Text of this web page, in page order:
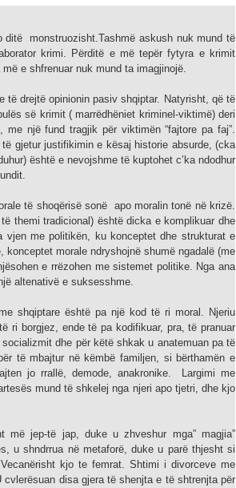
SI MËSUES I
POR EDHE SI NJË
I TIJ”
ditë monstruozisht.Tashmë askush nuk mund të
krimi. Përditë e më tepër fytyra e krimit
e shfrenuar nuk mund ta imagjinojë.
të drejtë opinionin pasiv shqiptar. Natyrisht, që të
së krimit ( marrëdhëniet kriminel-viktimë) deri
me një fund tragjik për viktimën “fajtore pa faj”.
gjetur justifikimin e kësaj historie absurde, (cka
është e nevojshme të kuptohet c’ka ndodhur
të shoqërisë sonë apo moralin tonë në krizë.
themi tradicional) është dicka e komplikuar dhe
me politikën, ku konceptet dhe strukturat e
morale ndryshojnë shumë ngadalë (me
e rrëzohen me sistemet politike. Nga ana
altenativë e suksesshme.
shqiptare është pa një kod të ri moral. Njeriu
ri borgjez, ende të pa kodifikuar, pra, të pranuar
dhe për këtë shkak u anatemuan pa të
të mbajtur në këmbë familjen, si bërthamën e
jo rrallë, demode, anakronike. Largimi me
mund të shkelej nga njeri apo tjetri, dhe kjo
më jep-të jap, duke u zhveshur mga” magjia”
u shndrrua në metaforë, duke u parë thjesht si
kjo te femrat. Shtimi i divorceve me
disa gjera të shenjta e të shtrenjta për